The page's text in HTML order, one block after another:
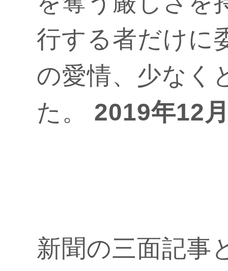
行する者だけに
の愛情、少なく
た。 2019年12
新聞の三面記事